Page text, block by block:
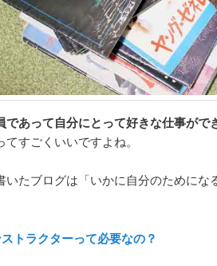
であって自分にとって好きな仕事がで
てすごくいいですよね。
いたブログは「いかに自分のために
トラクターって必要なの？